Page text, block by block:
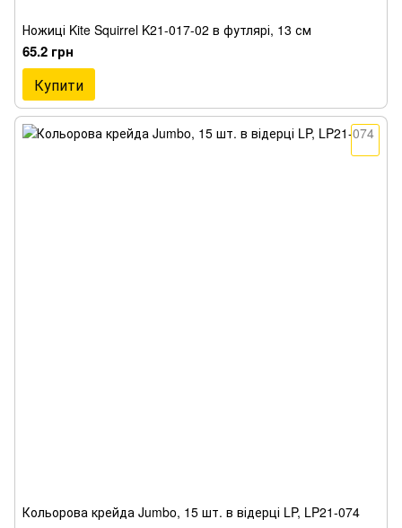
Ножиці Kite Squirrel K21-017-02 в футлярі, 13 см
65.2 грн
Купити
Кольорова крейда Jumbo, 15 шт. в відерці LP, LP21-074